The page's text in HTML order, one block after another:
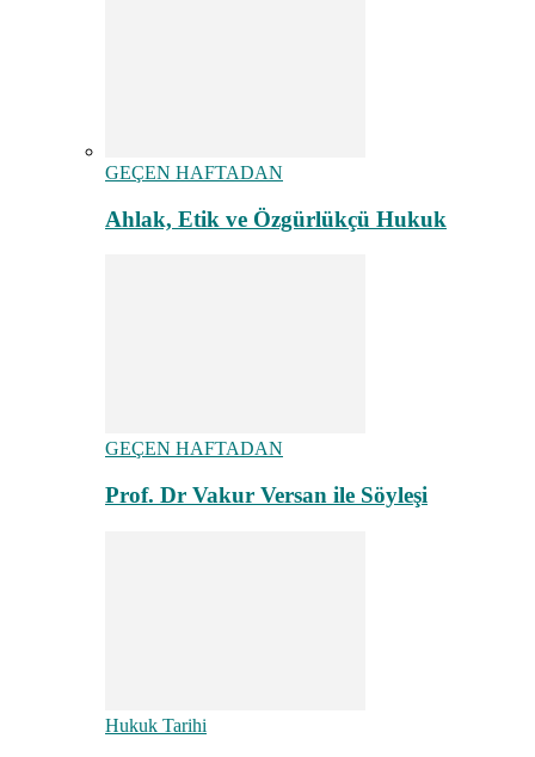
GEÇEN HAFTADAN
Ahlak, Etik ve Özgürlükçü Hukuk
GEÇEN HAFTADAN
Prof. Dr Vakur Versan ile Söyleşi
Hukuk Tarihi